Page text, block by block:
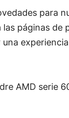
para
páginas
AMD serie